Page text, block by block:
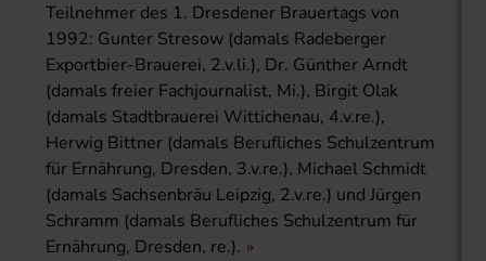
Teilnehmer des 1. Dresdener Brauertags von
1992: Gunter Stresow (damals Radeberger
Exportbier-Brauerei, 2.v.li.), Dr. Günther Arndt
(damals freier Fachjournalist, Mi.), Birgit Olak
(damals Stadtbrauerei Wittichenau, 4.v.re.),
Herwig Bittner (damals Berufliches Schulzentrum
für Ernährung, Dresden, 3.v.re.), Michael Schmidt
(damals Sachsenbräu Leipzig, 2.v.re.) und Jürgen
Schramm (damals Berufliches Schulzentrum für
Ernährung, Dresden, re.).